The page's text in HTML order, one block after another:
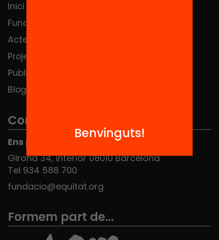
Inici
Fundació
Actes
Projectes
Publicacions i vídeos
Blog
Contacte
Ens pots trobar al Hub Social
Girona 34, interior 08010 Barcelona
Tel 934 588 700
fundacio@equitat.org
Formem part de...
Benvinguts!